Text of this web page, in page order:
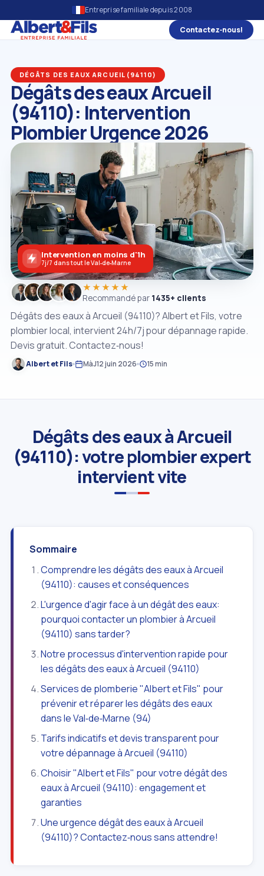
Entreprise familiale depuis 2008
Contactez‑nous!
DÉGÂTS DES EAUX ARCUEIL (94110)
Dégâts des eaux Arcueil
(94110): Intervention
Plombier Urgence 2026
Dégâts des eaux à Arcueil (94110)? Albert et Fils, votre
plombier local, intervient 24h/7j pour dépannage rapide.
Devis gratuit. Contactez‑nous!
Albert et Fils MàJ12 juin 2026 15 min
★★★★★
Recommandé par 1435+ clients
Intervention en moins d'1h
7j/7 dans tout le Val‑de‑Marne
Dégâts des eaux à Arcueil
(94110): votre plombier expert
intervient vite
Sommaire
Comprendre les dégâts des eaux à Arcueil
(94110): causes et conséquences
L'urgence d'agir face à un dégât des eaux:
pourquoi contacter un plombier à Arcueil
(94110) sans tarder?
Notre processus d'intervention rapide pour
les dégâts des eaux à Arcueil (94110)
Services de plomberie "Albert et Fils" pour
prévenir et réparer les dégâts des eaux
dans le Val‑de‑Marne (94)
Tarifs indicatifs et devis transparent pour
votre dépannage à Arcueil (94110)
Choisir "Albert et Fils" pour votre dégât des
eaux à Arcueil (94110): engagement et
garanties
Une urgence dégât des eaux à Arcueil
(94110)? Contactez‑nous sans attendre!